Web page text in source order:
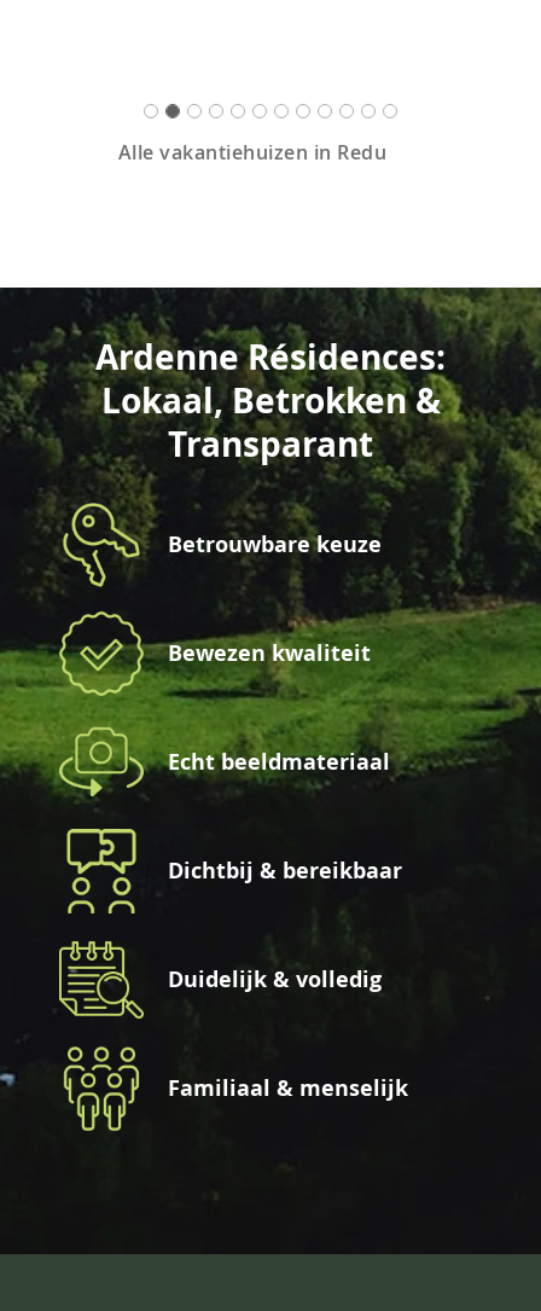
Alle vakantiehuizen in Redu
Ardenne Résidences:
Lokaal, Betrokken &
Transparant
Betrouwbare keuze
Bewezen kwaliteit
Echt beeldmateriaal
Dichtbij & bereikbaar
Duidelijk & volledig
Familiaal & menselijk